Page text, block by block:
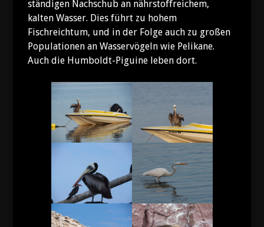
ständigen Nachschub an nährstoffreichem,
kalten Wasser. Dies führt zu hohem
Fischreichtum, und in der Folge auch zu großen
Populationen an Wasservögeln wie Pelikane.
Auch die Humboldt-Piguine leben dort.